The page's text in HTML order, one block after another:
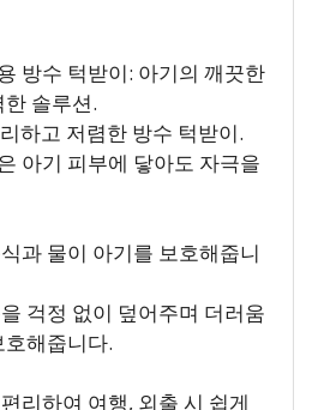
방수 턱받이: 아기의 깨끗한
솔루션.
하고 저렴한 방수 턱받이.
아기 피부에 닿아도 자극을
과 물이 아기를 보호해줍니
걱정 없이 덮어주며 더러움
해줍니다.
리하여 여행, 외출 시 쉽게